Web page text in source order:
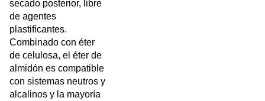
secado posterior, libre
de agentes
plastificantes.
Combinado con éter
de celulosa, el éter de
almidón es compatible
con sistemas neutros y
alcalinos y la mayoría